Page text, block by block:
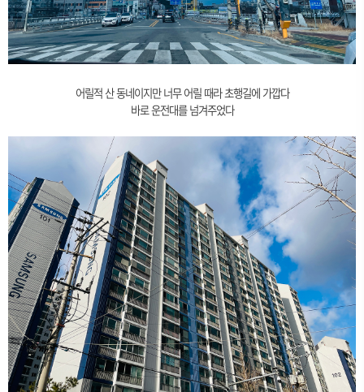
어릴적 산 동네이지만 너무 어릴 때라 초행길에 가깝다
바로 운전대를 넘겨주었다